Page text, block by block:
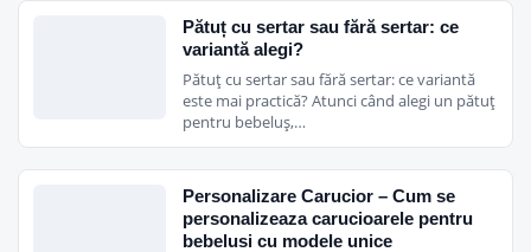
Pătuț cu sertar sau fără sertar: ce
variantă alegi?
Pătuț cu sertar sau fără sertar: ce variantă
este mai practică? Atunci când alegi un pătuț
pentru bebeluș,…
Personalizare Carucior – Cum se
personalizeaza carucioarele pentru
bebelusi cu modele unice